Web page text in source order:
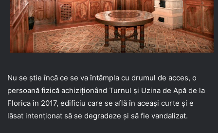
Nu se știe încă ce se va întâmpla cu drumul de acces, o
persoană fizică achiziționând Turnul și Uzina de Apă de la
Florica în 2017, edificiu care se află în aceași curte și e
lăsat intenționat să se degradeze și să fie vandalizat.